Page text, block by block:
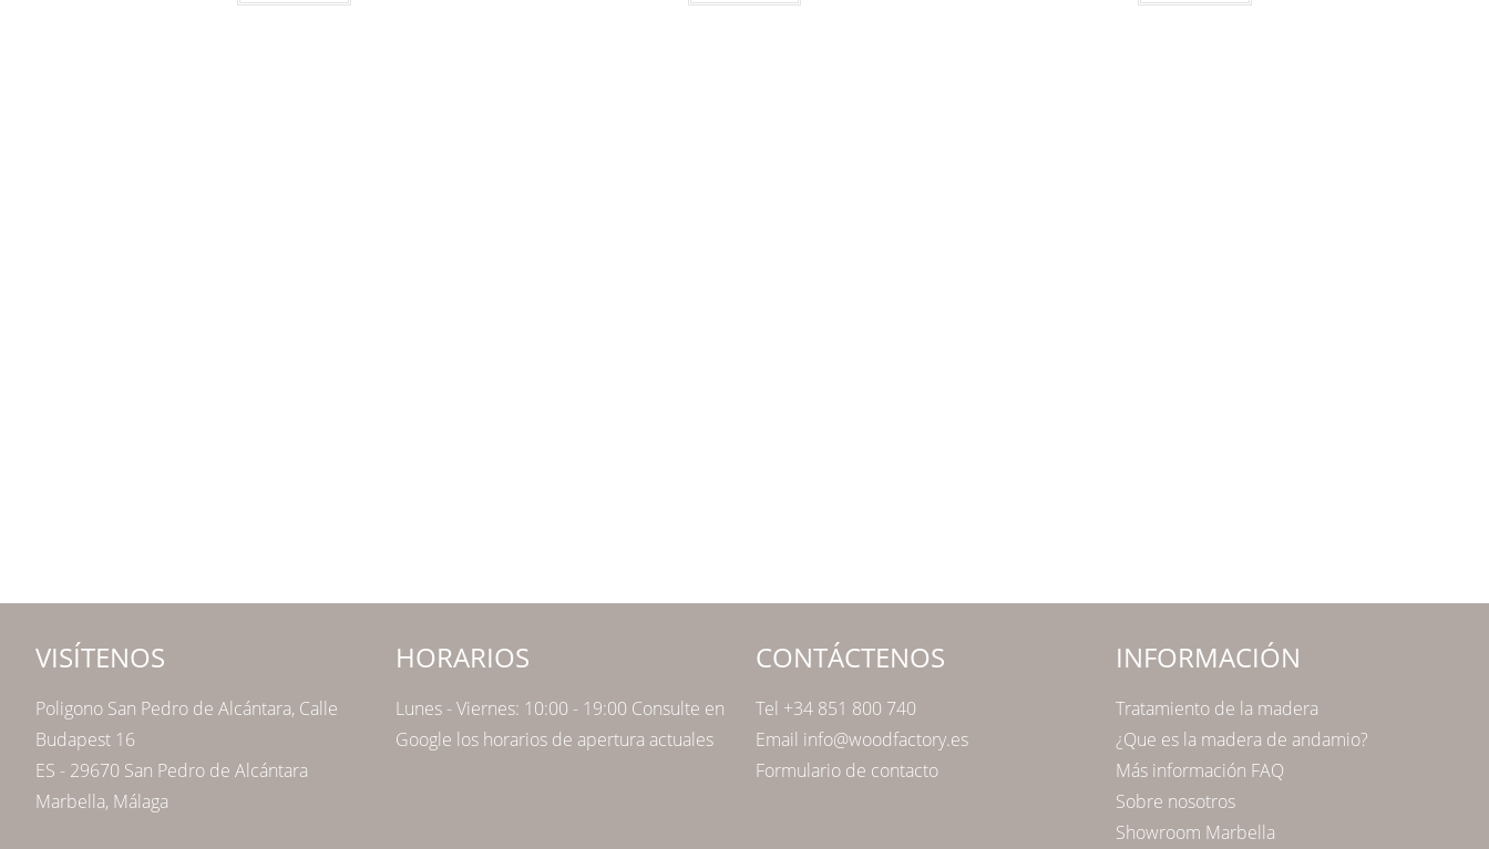
VISÍTENOS
Poligono San Pedro de Alcántara, Calle
Budapest 16
ES - 29670 San Pedro de Alcántara
Marbella, Málaga
HORARIOS
Lunes - Viernes: 10:00 - 19:00 Consulte en
Google los horarios de apertura actuales
CONTÁCTENOS
Tel +34 851 800 740
Email info@woodfactory.es
Formulario de contacto
INFORMACIÓN
Tratamiento de la madera
¿Que es la madera de andamio?
Más información FAQ
Sobre nosotros
Showroom Marbella